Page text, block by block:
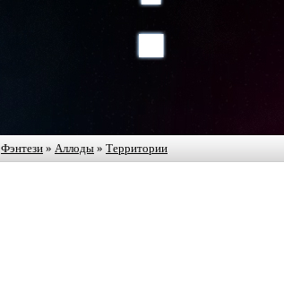
Фэнтези » Аллоды » Территории